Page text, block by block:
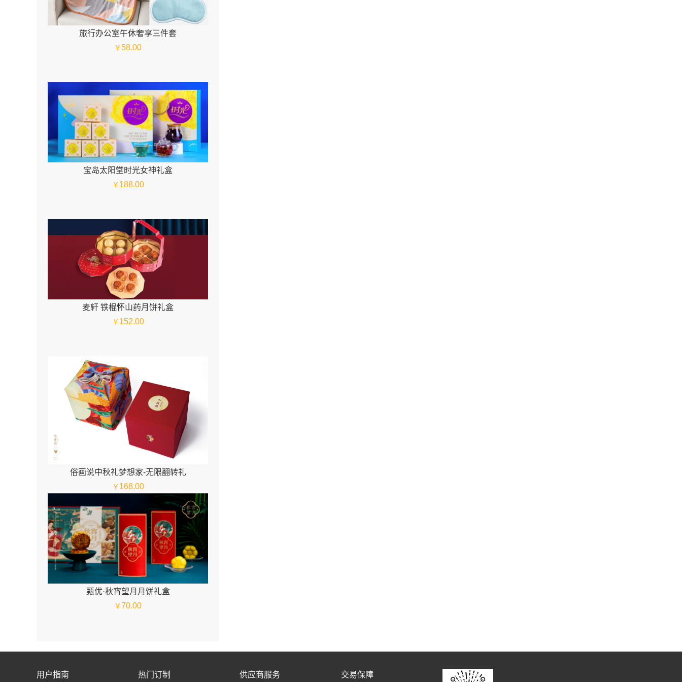
旅行办公室午休奢享三件套
￥58.00
宝岛太阳堂时光女神礼盒
￥ 188.00
麦轩 铁棍怀山药月饼礼盒
￥ 152.00
俗画说中秋礼梦想家-无限翻转礼
￥ 168.00
甄优·秋宵望月月饼礼盒
￥70.00
用户指南 热门订制 供应商服务 交易保障